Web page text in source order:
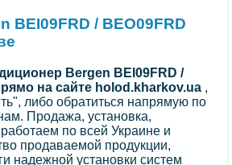
BEI09FRD / BEO09FRD
Bergen BEI09FRD /
на сайте holod.kharkov.ua ,
либо обратиться напрямую по
Продажа, установка,
по всей Украине и
продаваемой продукции,
надежной установки систем